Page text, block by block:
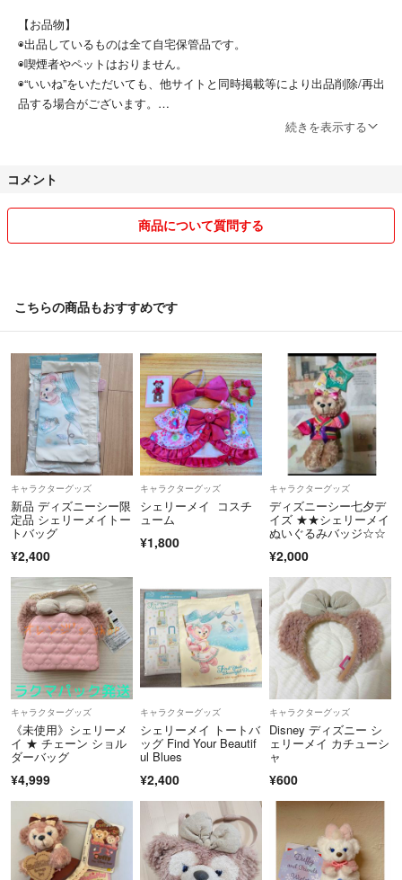
#キャリーミーポシェット
【お品物】
◉出品しているものは全て自宅保管品です。
◉喫煙者やペットはおりません。
◉“いいね”をいただいても、他サイトと同時掲載等により出品削除/再出
品する場合がございます。
送料/手数料を考えると値引きが難しいこともありますのでご了承くだ
◉出品したばかりのお値下げは不可です。私のタイミングで下げること
がありますので納得いく金額の時にご購入願います。
【発送】
◉発送方法は商品によってこちらで決定いたします。ご希望がある際は
◉なるべく1〜2日以内の発送手続きを心掛けておりますが、平日は仕事
のため、場合により数日遅れる可能性もございます。予めご了承願いま
す。（遅れる場合はメッセージにてお知らせいたします）
◉ 普通郵便の発送に関して、配送会社の影響により発送完了から1週間
以上お届けに時間がかかっている事例が数件立て続けに起こっていま
す。このような状況下であることをご理解のうえご購入ください。※普
通郵便は補償対象ではありません
【購入手続き】
◉コメント中でも先にご購入頂いた方が優先となります。ただし、専用
ページについては既に交渉済みの方が購入されますので、他の方が購入
されても取引不可とさせていただきますことをご理解ください。
◉返品は受け付けておりません。ご不明な点等ございましたら購入前に
コメントをお願いします。
◉コメントを必要と記載している商品以外は即購入可能ですが、購入後
に取引メッセージにて最低１回はコメントをお返しください。※無言取
引厳禁※
【いいね、コメント】
◉購入意思のない方の“いいね”やコメント逃げはご遠慮ください。
◉ご縁のなかった方とのコメントは、他の通知を防ぐため削除させてい
ただきます。
上記の他、ご不明な点等ございましたら、お気軽にコメントください。
よろしくお願いいたします。
続きを表示する
コメント
商品について質問する
こちらの商品もおすすめです
キャラクターグッズ
新品 ディズニーシー限
定品 シェリーメイトー
トバッグ
¥2,400
キャラクターグッズ
シェリーメイ コスチ
ューム
¥1,800
キャラクターグッズ
ディズニーシー七夕デ
イズ ★★シェリーメイ
ぬいぐるみバッジ☆☆
¥2,000
キャラクターグッズ
《未使用》シェリーメ
イ ★ チェーン ショル
ダーバッグ
¥4,999
キャラクターグッズ
シェリーメイ トートバ
ッグ Find Your Beautif
ul Blues
¥2,400
キャラクターグッズ
Disney ディズニー シ
ェリーメイ カチューシ
ャ
¥600